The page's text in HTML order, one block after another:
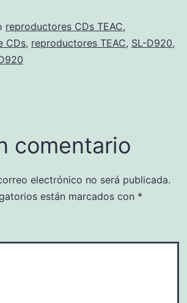
reproductores CDs TEAC,
CDs, reproductores TEAC, SL-D920,
comentario
electrónico no será publicada.
están marcados con *